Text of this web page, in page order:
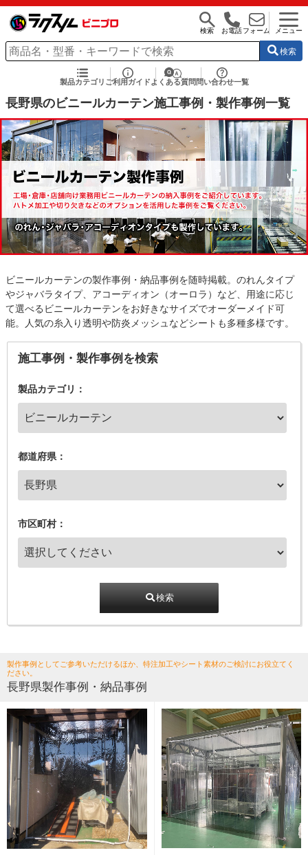
検索 お電話フォーム メニュー
検索
製品カテゴリ ご利用ガイド よくある質問 問い合わせ一覧
長野県のビニールカーテン施工事例・製作事例一覧
ビニールカーテンの製作事例・納品事例を随時掲載。のれんタイプ
やジャバラタイプ、アコーディオン（オーロラ）など、用途に応じ
て選べるビニールカーテンをお好きなサイズでオーダーメイド可
能。人気の糸入り透明や防炎メッシュなどシートも多種多様です。
施工事例・製作事例を検索
製品カテゴリ：
都道府県：
市区町村：
検索
製作事例としてご参考いただけるほか、特注加工やシート素材のご検討にお役立てく
ださい。
長野県製作事例・納品事例